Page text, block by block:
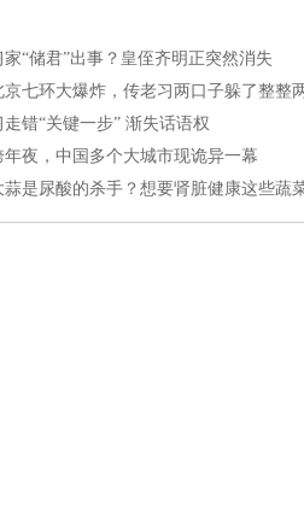
家“储君”出事？皇侄齐明正突然消失
京七环大爆炸，传老习两口子躲了整整
走错“关键一步” 渐失话语权
年夜，中国多个大城市现诡异一幕
蒜是尿酸的杀手？想要肾脏健康这些蔬